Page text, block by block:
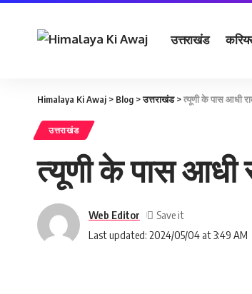
उत्तराखंड
Himalaya Ki Awaj > Blog >उत्तराखंड>त्‍यूणी के पास आधी
उत्तराखंड
त्‍यूणी के पास आधी
Last updated: 2024/05/04 at 3:49 AM
Web Editor